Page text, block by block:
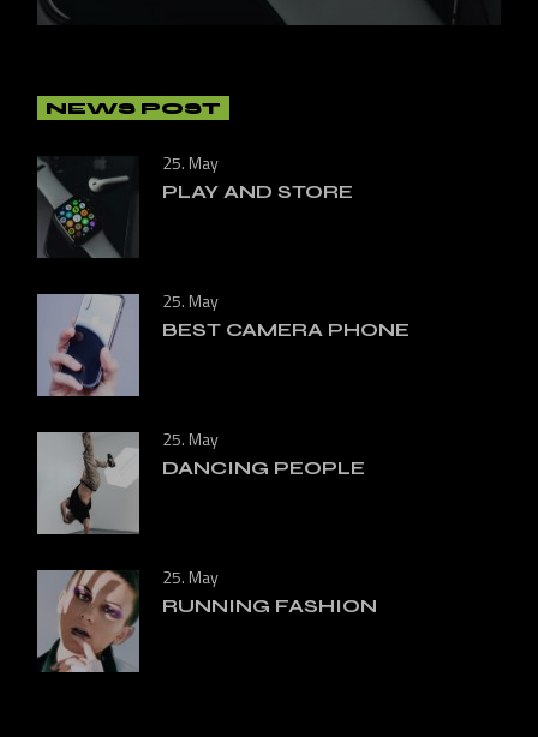
NEWS POST
25. May
PLAY AND STORE
25. May
BEST CAMERA PHONE
25. May
DANCING PEOPLE
25. May
RUNNING FASHION